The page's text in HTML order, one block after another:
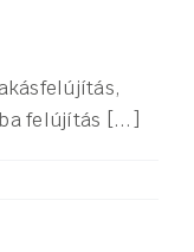
felújítás [...]